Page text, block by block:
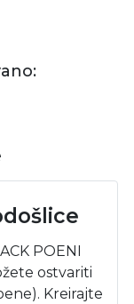
POENI
ostvariti
Kreirajte